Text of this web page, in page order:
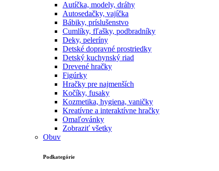
Autíčka, modely, dráhy
Autosedačky, vajíčka
Bábiky, príslušenstvo
Cumlíky, fľašky, podbradníky
Deky, peleríny
Detské dopravné prostriedky
Detský kuchynský riad
Drevené hračky
Figúrky
Hračky pre najmenších
Kočíky, fusaky
Kozmetika, hygiena, vaničky
Kreatívne a interaktívne hračky
Omaľovánky
Zobraziť všetky
Obuv
Podkategórie